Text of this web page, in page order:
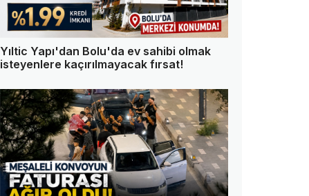
Yıltic Yapı'dan Bolu'da ev sahibi olmak
isteyenlere kaçırılmayacak fırsat!